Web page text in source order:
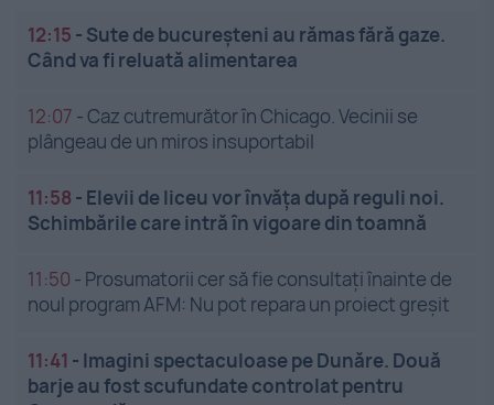
12:15 - Sute de bucureșteni au rămas fără gaze.
Când va fi reluată alimentarea
12:07 -Caz cutremurător în Chicago. Vecinii se
plângeau de un miros insuportabil
11:58 - Elevii de liceu vor învăța după reguli noi.
Schimbările care intră în vigoare din toamnă
11:50 - Prosumatorii cer să fie consultați înainte de
noul program AFM: Nu pot repara un proiect greșit
11:41 - Imagini spectaculoase pe Dunăre. Două
barje au fost scufundate controlat pentru